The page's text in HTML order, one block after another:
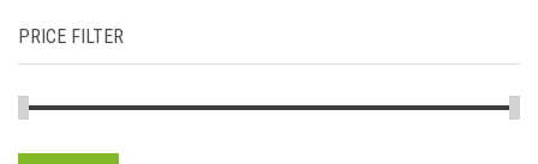
PRICE FILTER